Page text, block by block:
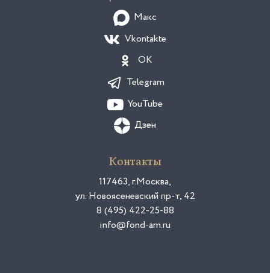
Макс
Vkontakte
OK
Telegram
YouTube
Дзен
Контакты
117463, г.Москва,
ул. Новоясеневский пр-т, 42
8 (495) 422-25-88
info@fond-am.ru